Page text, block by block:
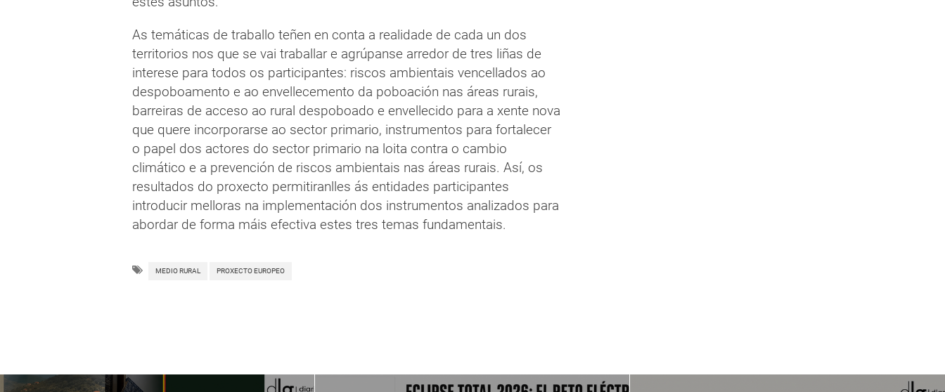
As temáticas de traballo teñen en conta a realidade de cada un dos
territorios nos que se vai traballar e agrúpanse arredor de tres liñas de
interese para todos os participantes: riscos ambientais vencellados ao
despoboamento e ao envellecemento da poboación nas áreas rurais,
barreiras de acceso ao rural despoboado e envellecido para a xente nova
que quere incorporarse ao sector primario, instrumentos para fortalecer
o papel dos actores do sector primario na loita contra o cambio
climático e a prevención de riscos ambientais nas áreas rurais. Así, os
resultados do proxecto permitiranlles ás entidades participantes
introducir melloras na implementación dos instrumentos analizados para
abordar de forma máis efectiva estes tres temas fundamentais.
MEDIO RURAL PROXECTO EUROPEO